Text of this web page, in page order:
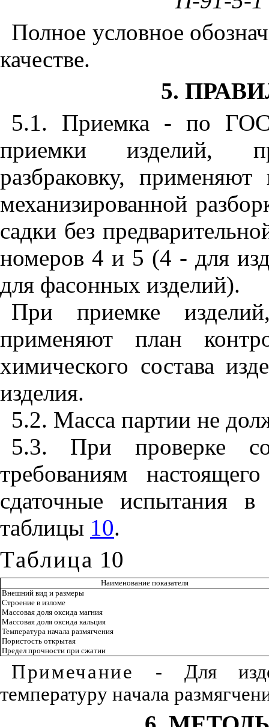
Полное условное
качестве.
5.
5.1. Приемка - по
приемки изделий,
разбраковку,
механизированной
садки без
номеров 4 и 5 (4 - для
для фасонных изделий).
При приемке
применяют план
химического состава
изделия.
5.2. Масса партии не
5.3. При проверке
требованиям
сдаточные испытания в
таблицы 10.
Таблица 10
Наименование показателя
Внешний вид и размеры
Строение в изломе
Массовая доля оксида магния
Массовая доля оксида кальция
Температура начала размягчения
Пористость открытая
Предел прочности при сжатии
Примечание - Для
температуру начала